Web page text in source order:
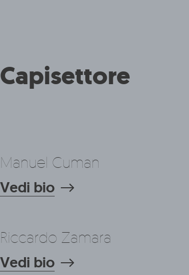
Capisettore
Manuel Cuman
Vedi bio
Riccardo Zamara
Vedi bio